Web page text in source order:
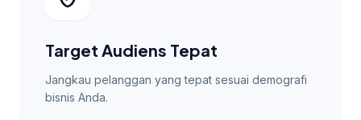
Target Audiens Tepat
Jangkau pelanggan yang tepat sesuai demografi
bisnis Anda.